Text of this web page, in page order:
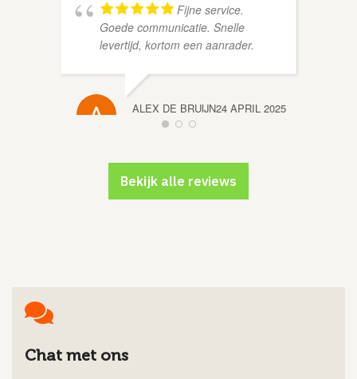
Fijne service.
Goede communicatie. Snelle
levertijd, kortom een aanrader.
ALEX DE BRUIJN24 APRIL 2025
Bekijk alle reviews
Chat met ons